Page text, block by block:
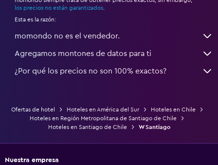
los precios no están garantizados
Esta es la razón:
momondo no es el vendedor.
Agregamos montones de datos para ti
¿Por qué los precios no son 100% exactos?
Ofertas de hotel Hoteles en América del Sur
Hoteles en Chile
Hoteles en Región Metropolitana de Santiago de Chile
Hoteles en Santiago de Chile
W Santiago
Nuestra empresa